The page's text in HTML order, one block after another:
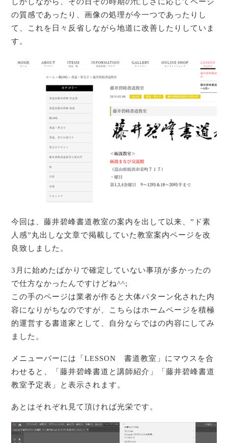
の質感であったり、画像の処理が今一つであったりし
て、これを日々反省しながら地道に改善したりしていま
す。
今回は、藤井碧峰書道教室の案内を出して以来、”ド素
人感”丸出しな文章で掲載していた教室案内ページを改
良致しました。
3月に始めたばかりで確定していない事項が多かったの
で仕方なかったんですけどね^^;
この手のページは業者が作ると大体パターン化された内
容になりがちなのですが、こちらはホームページを積極
的運営する書道家として、自分ならではの内容にしてみ
ました。
メニューバーには「LESSON 書道教室」にマウスを合
わせると、「藤井碧峰書道と講師紹介」「藤井碧峰書道
教室予定表」と表示されます。
あとはそれぞれ見て頂ければ光栄です。